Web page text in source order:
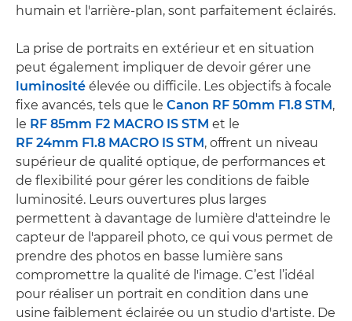
humain et l'arrière-plan, sont parfaitement éclairés.
La prise de portraits en extérieur et en situation
peut également impliquer de devoir gérer une
luminosité élevée ou difficile. Les objectifs à focale
fixe avancés, tels que le Canon RF 50mm F1.8 STM,
le RF 85mm F2 MACRO IS STM et le
RF 24mm F1.8 MACRO IS STM, offrent un niveau
supérieur de qualité optique, de performances et
de flexibilité pour gérer les conditions de faible
luminosité. Leurs ouvertures plus larges
permettent à davantage de lumière d'atteindre le
capteur de l'appareil photo, ce qui vous permet de
prendre des photos en basse lumière sans
compromettre la qualité de l'image. C’est l’idéal
pour réaliser un portrait en condition dans une
usine faiblement éclairée ou un studio d'artiste. De